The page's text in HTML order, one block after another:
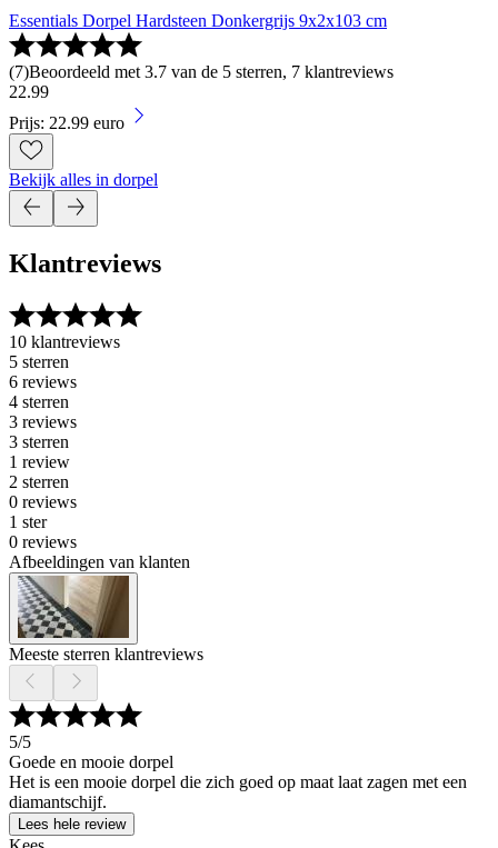
Essentials Dorpel Hardsteen Donkergrijs 9x2x103 cm
(7)Beoordeeld met 3.7 van de 5 sterren, 7 klantreviews
22.99
Prijs: 22.99 euro
Bekijk alles in dorpel
Klantreviews
10 klantreviews
5 sterren
6 reviews
4 sterren
3 reviews
3 sterren
1 review
2 sterren
0 reviews
1 ster
0 reviews
Afbeeldingen van klanten
Meeste sterren klantreviews
5/5
Goede en mooie dorpel
Het is een mooie dorpel die zich goed op maat laat zagen met een
diamantschijf.
Lees hele review